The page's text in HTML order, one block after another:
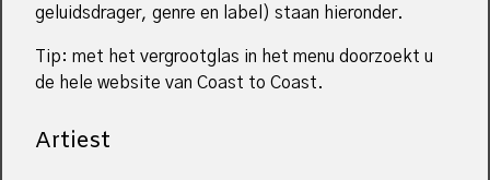
geluidsdrager, genre en label) staan hieronder.
Tip: met het vergrootglas in het menu doorzoekt u
de hele website van Coast to Coast.
Artiest